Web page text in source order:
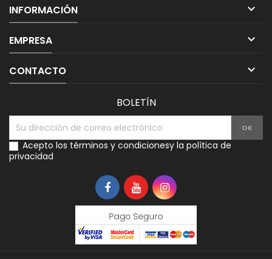
INFORMACIÓN 
EMPRESA 
CONTACTO 
BOLETÍN
Acepto los términos y condicionesy la política de
privacidad